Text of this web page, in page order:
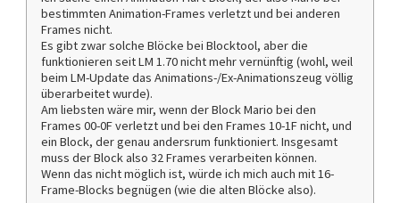
bestimmten Animation-Frames verletzt und bei anderen
Frames nicht.
Es gibt zwar solche Blöcke bei Blocktool, aber die
funktionieren seit LM 1.70 nicht mehr vernünftig (wohl, weil
beim LM-Update das Animations-/Ex-Animationszeug völlig
überarbeitet wurde).
Am liebsten wäre mir, wenn der Block Mario bei den
Frames 00-0F verletzt und bei den Frames 10-1F nicht, und
ein Block, der genau andersrum funktioniert. Insgesamt
muss der Block also 32 Frames verarbeiten können.
Wenn das nicht möglich ist, würde ich mich auch mit 16-
Frame-Blocks begnügen (wie die alten Blöcke also).